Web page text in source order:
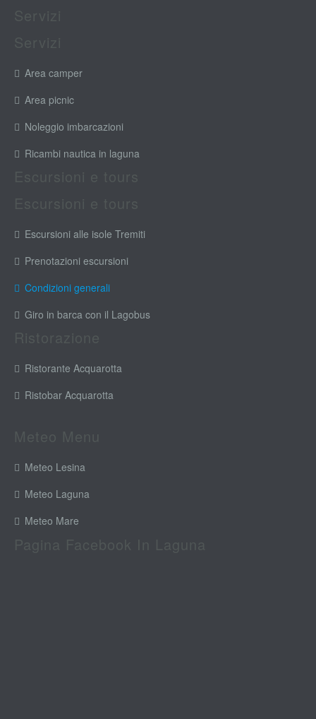
Area camper
Area picnic
Noleggio imbarcazioni
Ricambi nautica in laguna
Escursioni alle isole Tremiti
Prenotazioni escursioni
Condizioni generali
Giro in barca con il Lagobus
Ristorante Acquarotta
Ristobar Acquarotta
Meteo Lesina
Meteo Laguna
Meteo Mare